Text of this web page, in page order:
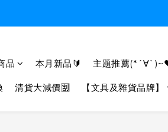
品 本月新品🔰 主題推薦
清貨大減價🈹 【文具及雜貨品牌】